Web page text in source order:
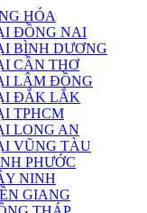
HÓA
ĐỒNG NAI
BÌNH DƯƠNG
CẦN THƠ
LÂM ĐỒNG
ĐẮK LẮK
TPHCM
LONG AN
VŨNG TÀU
PHƯỚC
NINH
GIANG